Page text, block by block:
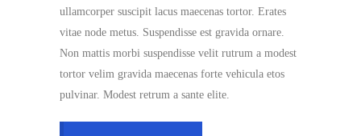
ullamcorper suscipit lacus maecenas tortor. Erates
vitae node metus. Suspendisse est gravida ornare.
Non mattis morbi suspendisse velit rutrum a modest
tortor velim gravida maecenas forte vehicula etos
pulvinar. Modest retrum a sante elite.